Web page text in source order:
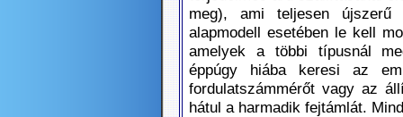
meg), ami teljesen újszerű
alapmodell esetében le kell
amelyek a többi típusnál
éppúgy hiába keresi az
fordulatszámmérőt vagy az
hátul a harmadik fejtámlát.